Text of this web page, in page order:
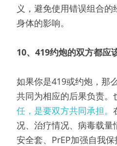
义，避免使用错误组合
身体的影响。
10、 419约炮的双方都应
如果你是419或约炮，那
共同为相应的后果负责。
任，是要双方共同承担。
况、治疗情况、病毒载量
安全套、PrEP加强自我